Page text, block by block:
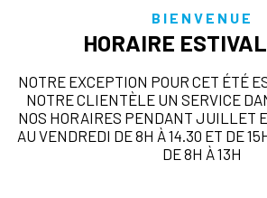
BIENVENUE
HORAIRE
NOTRE EXCEPTION POUR CET ÉTÉ
NOTRE CLIENTÈLE UN SERVICE
NOS HORAIRES PENDANT JUILLET
AU VENDREDI DE 8H À 14.30 ET DE
DE 8H À 13H